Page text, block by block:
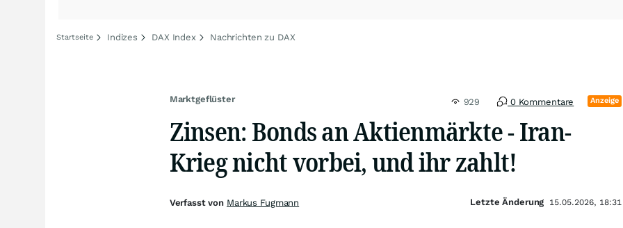
Startseite Indizes DAX Index Nachrichten zu DAX
Marktgeflüster 929 0 Kommentare Anzeige
Zinsen: Bonds an Aktienmärkte - Iran-
Krieg nicht vorbei, und ihr zahlt!
Verfasst von Markus Fugmann Letzte Änderung 15.05.2026, 18:31